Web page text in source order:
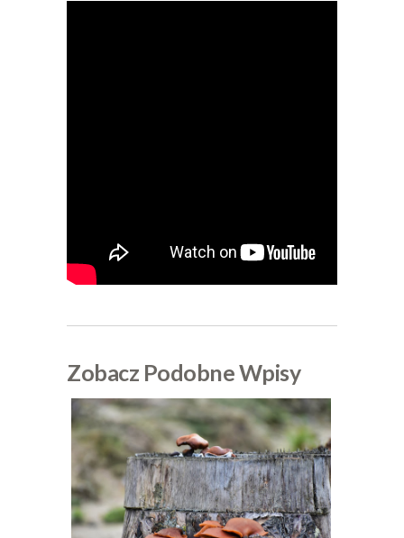
Zobacz Podobne Wpisy